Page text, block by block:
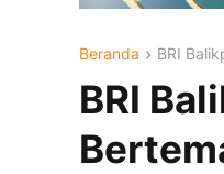
Beranda BRI
BRI